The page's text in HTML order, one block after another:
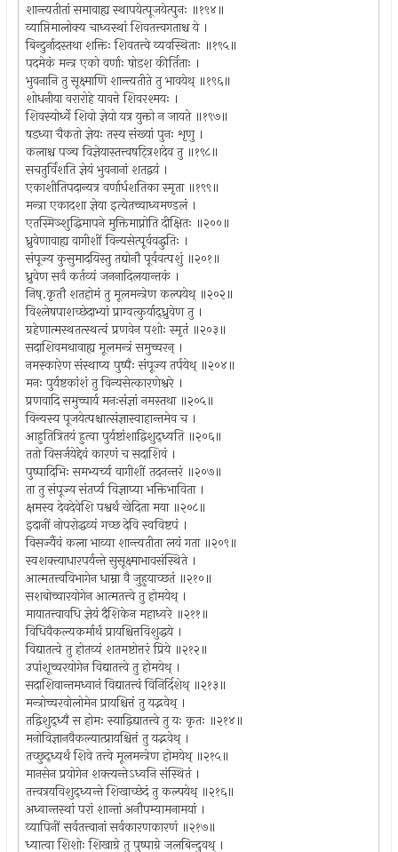
शान्त्यतीतां समावाह्य स्थापयेत्पूजयेत्पुनः ॥१९४॥
व्याप्तिमालोक्य चाध्वस्थां शिवतत्त्वगताश्च ये ।
बिन्दुर्नादस्तथा शक्तिः शिवतत्त्वे व्यवस्थिताः ॥१९५॥
पदमेकं मन्त्र एको वर्णाः षोडश कीर्तिताः ।
भुवनानि तु सूक्ष्माणि शान्त्यतीते तु भावयेथ् ॥१९६॥
शोधनीया वरारोहे यावत्ते शिवरश्मयः ।
शिवस्योर्ध्वे शिवो ज्ञेयो यत्र युक्तो न जायते ॥१९७॥
षडध्वा चैकतो ज्ञेयः तस्य संख्यां पुनः शृणु ।
कलाश्च पञ्च विज्ञेयास्तत्त्वषट्त्रिशदेव तु ॥१९८॥
सचतुर्विंशति ज्ञेयं भुवनानां शतद्वयं ।
एकाशीतिपदान्यत्र वर्णार्धशतिका स्मृता ॥१९९॥
मन्त्रा एकादशा ज्ञेया इत्येतच्चाध्वमण्डलं ।
एतस्मिञ्शुद्धिमापने मुक्तिमाप्नोति दीक्षितः ॥२००॥
ध्रुवेणावाह्य वागीशीं विन्यसेत्पूर्ववद्धुतिः ।
संपूज्य कुसुमादयिस्तु तद्योनौ पूर्ववत्पशुं ॥२०१॥
ध्रुवेण सर्वं कर्तव्यं जननादिलयान्तकं ।
निष्.कृतौ शतहोमं तु मूलमन्त्रेण कल्पयेथ् ॥२०२॥
विश्लेषपाशच्छेदाभ्यां प्राग्वत्कुर्याद्ध्रुवेण तु ।
ग्रहेणात्मस्थतत्स्थत्वं प्रणवेन पशोः स्मृतं ॥२०३॥
सदाशिवमथावाह्य मूलमन्त्रं समुच्चरन् ।
नमस्कारेण संस्थाप्य पुष्पैः संपूज्य तर्पयेथ् ॥२०४॥
मनः पुर्यष्टकांशं तु विन्यसेत्कारणेश्वरे ।
प्रणवादि समुच्चार्य मनःसंज्ञां नमस्तथा ॥२०५॥
विन्यस्य पूजयेत्पश्चात्संज्ञास्वाहान्तमेव च ।
आहुतित्रितयं हुत्वा पुर्यष्टांशाद्विशुद्ध्यति ॥२०६॥
ततो विसर्जयेद्देवं कारणं च सदाशिवं ।
पुष्पादिभिः समभ्यर्च्य वागीशीं तदनन्तरं ॥२०७॥
ता तु संपूज्य संतर्प्य विज्ञाप्या भक्तिभाविता ।
क्षमस्व देवदेवेशि पश्वर्थं खेदिता मया ॥२०८॥
इदानीं नोपरोद्धव्यं गच्छ देवि स्वविष्टपं ।
विसर्ज्यैवं कला भाव्या शान्त्यतीता लयं गता ॥२०९॥
स्वशक्त्याधारपर्यन्ते सुसूक्ष्माभावसंस्थिते ।
आत्मतत्त्वविभागेन धाम्ना वै जुहुयाच्छतं ॥२१०॥
सशबोच्चारयोगेन आत्मतत्त्वे तु होमयेथ् ।
मायातत्त्वावधि ज्ञेयं दैशिकेन महाध्वरे ॥२११॥
विधिवैकल्यकर्मार्थं प्रायश्चित्तविशुद्धये ।
विद्यातत्वे तु होतव्यं शतमष्टोत्तरं प्रिये ॥२१२॥
उपांशूच्चरयोगेन विद्यातत्त्वे तु होमयेथ् ।
सदाशिवान्तमध्वानं विद्यातत्त्वं विनिर्दिशेथ् ॥२१३॥
मन्त्रोच्चरवोलोमेन प्रायश्चित्तं तु यद्भवेथ् ।
तद्विशुद्ध्यै स होमः स्याद्विद्यातत्त्वे तु यः कृतः ॥२१४॥
मनोविज्ञानवैकल्यात्प्रायश्चित्तं तु यद्भवेथ् ।
तच्छुद्ध्यर्थं शिवे तत्त्वे मूलमन्त्रेण होमयेथ् ॥२१५॥
मानसेन प्रयोगेन शक्त्यन्तेऽध्वनि संस्थितं ।
तत्त्वत्रयविशुद्ध्यन्ते शिखाच्छेदं तु कल्पयेथ् ॥२१६॥
अध्वान्तस्थां परां शान्तां अनौपम्यामनामयां ।
व्यापिनीं सर्वतत्त्वानां सर्वकारणकारणं ॥२१७॥
ध्यात्वा शिशोः शिखाग्रे तु पुष्पाग्रे जलबिन्दुवथ् ।